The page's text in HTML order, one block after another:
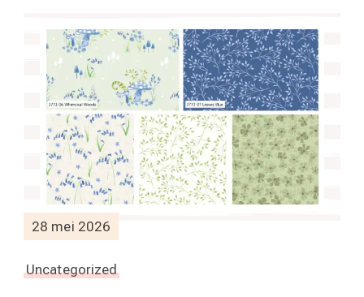
28 mei 2026
Uncategorized